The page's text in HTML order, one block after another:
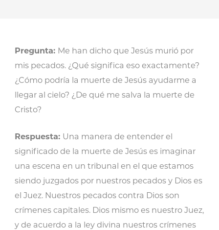
Pregunta: Me han dicho que Jesús murió por
mis pecados. ¿Qué significa eso exactamente?
¿Cómo podría la muerte de Jesús ayudarme a
llegar al cielo? ¿De qué me salva la muerte de
Cristo?
Respuesta: Una manera de entender el
significado de la muerte de Jesús es imaginar
una escena en un tribunal en el que estamos
siendo juzgados por nuestros pecados y Dios es
el Juez. Nuestros pecados contra Dios son
crímenes capitales. Dios mismo es nuestro Juez,
y de acuerdo a la ley divina nuestros crímenes